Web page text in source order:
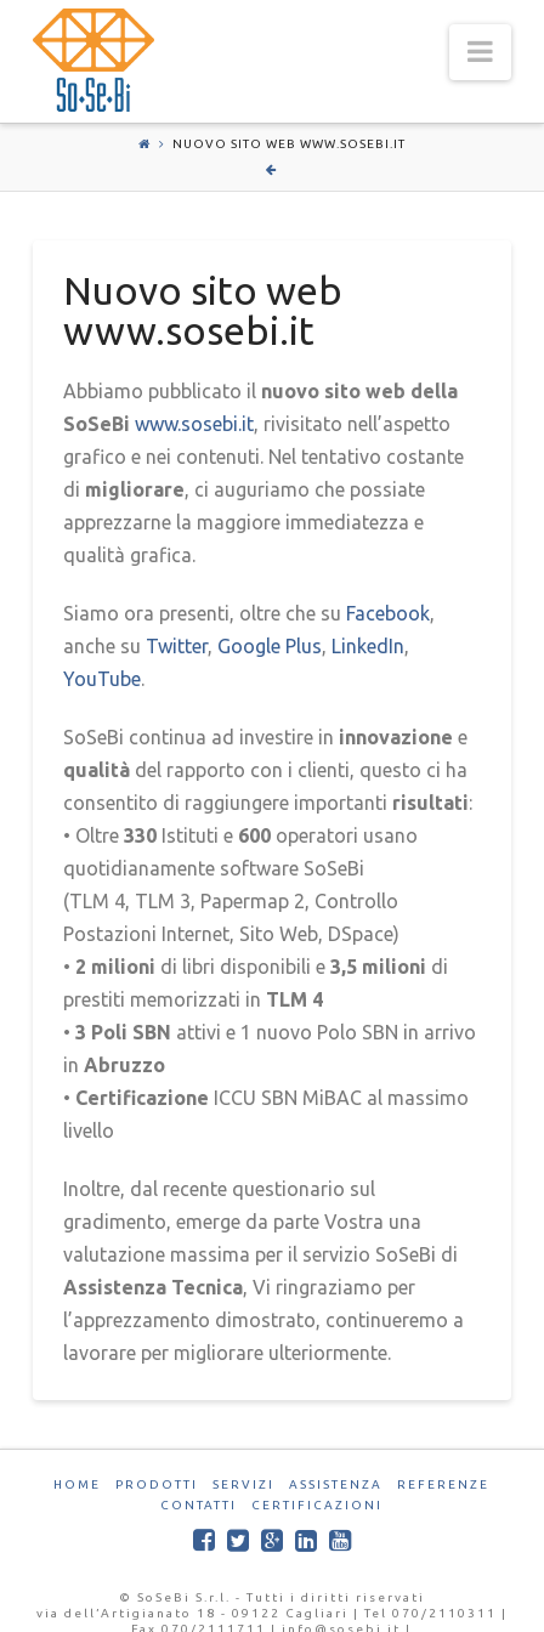
NUOVO SITO WEB WWW.SOSEBI.IT
Nuovo sito web
www.sosebi.it
Abbiamo pubblicato il nuovo sito web della
SoSeBi www.sosebi.it, rivisitato nell’aspetto
grafico e nei contenuti. Nel tentativo costante
di migliorare, ci auguriamo che possiate
apprezzarne la maggiore immediatezza e
qualità grafica.
Siamo ora presenti, oltre che su Facebook,
anche su Twitter, Google Plus, LinkedIn,
YouTube.
SoSeBi continua ad investire in innovazione e
qualitàdel rapporto con i clienti, questo ci ha
consentito di raggiungere importanti risultati:
• Oltre 330Istituti e 600operatori usano
quotidianamente software SoSeBi
(TLM 4, TLM 3, Papermap 2, Controllo
Postazioni Internet, Sito Web, DSpace)
• 2 milioni di libri disponibili e 3,5 milioni di
prestiti memorizzati in TLM 4
• 3 Poli SBN attivi e 1 nuovo Polo SBN in arrivo
in Abruzzo
• Certificazione ICCU SBN MiBAC al massimo
livello
Inoltre, dal recente questionario sul
gradimento, emerge da parte Vostra una
valutazione massima per il servizio SoSeBi di
Assistenza Tecnica, Vi ringraziamo per
l’apprezzamento dimostrato, continueremo a
lavorare per migliorare ulteriormente.
HOME PRODOTTI SERVIZI ASSISTENZA
REFERENZE
CONTATTI
CERTIFICAZIONI
© SoSeBi S.r.l. - Tutti i diritti riservati
via dell’Artigianato 18 - 09122 Cagliari | Tel 070/2110311 |